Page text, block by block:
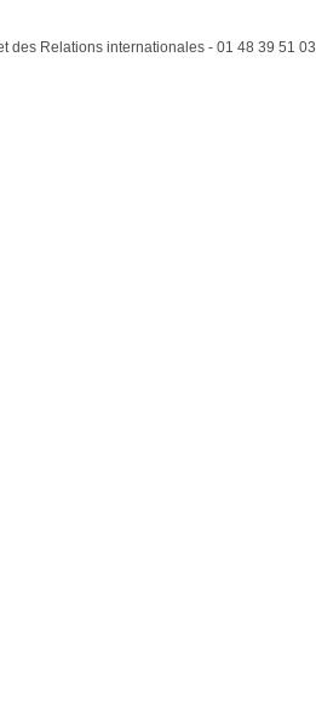
des Relations internationales - 01 48 39 51 03